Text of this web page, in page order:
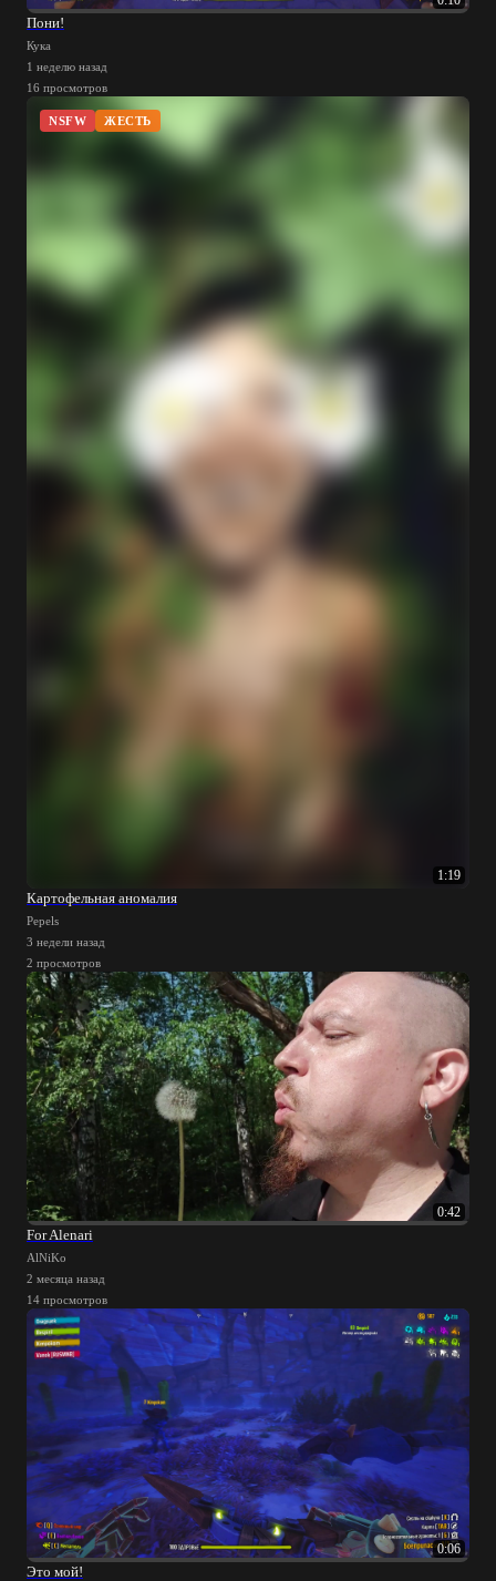
Пони!
Кука
1 неделю назад
16 просмотров
NSFW ЖЕСТЬ
1:19
Картофельная аномалия
Pepels
3 недели назад
2 просмотров
0:42
For Alenari
AlNiKo
2 месяца назад
14 просмотров
0:06
Это мой!